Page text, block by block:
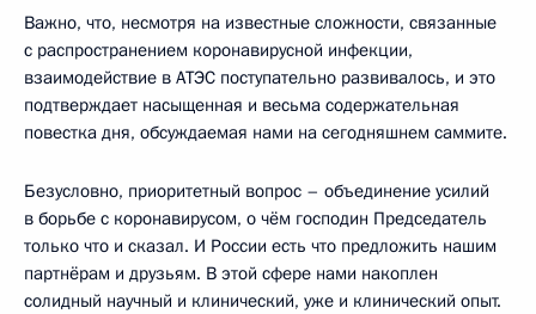
Важно, что, несмотря на известные сложности, связанные
с распространением коронавирусной инфекции,
взаимодействие в АТЭС поступательно развивалось, и это
подтверждает насыщенная и весьма содержательная
повестка дня, обсуждаемая нами на сегодняшнем саммите.
Безусловно, приоритетный вопрос – объединение усилий
в борьбе с коронавирусом, о чём господин Председатель
только что и сказал. И России есть что предложить нашим
партнёрам и друзьям. В этой сфере нами накоплен
солидный научный и клинический, уже и клинический опыт.